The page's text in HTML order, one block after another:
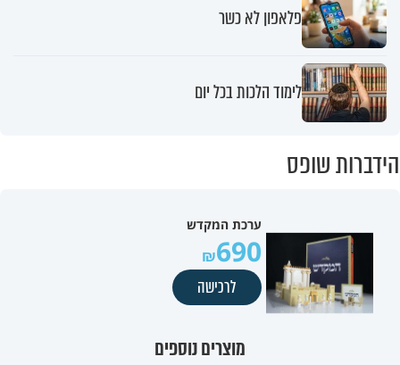
פלאפון לא כשר
לימוד הלכות בכל יום
הידברות שופס
ערכת המקדש
690
לרכישה
מוצרים נוספים